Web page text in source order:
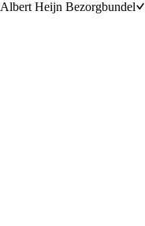
Albert Heijn Bezorgbundel